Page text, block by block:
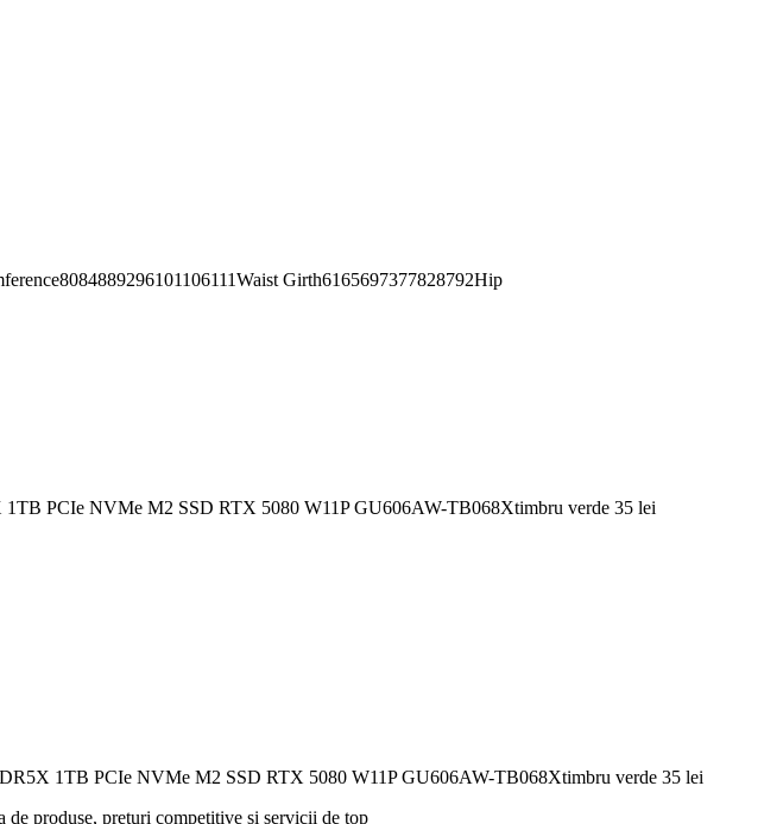
Girth6165697377828792Hip
PCIe NVMe M2 SSD RTX 5080 W11P GU606AW-TB068Xtimbru verde 35 lei
1TB PCIe NVMe M2 SSD RTX 5080 W11P GU606AW-TB068Xtimbru verde 35 lei